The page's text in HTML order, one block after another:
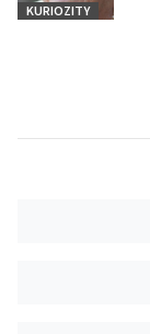
KURIOZITY